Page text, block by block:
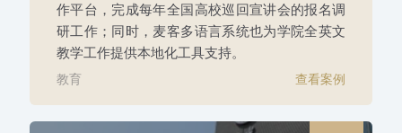
作平台，完成每年全国高校巡回宣讲会的报名调
研工作；同时，麦客多语言系统也为学院全英文
教学工作提供本地化工具支持。
教育 查看案例